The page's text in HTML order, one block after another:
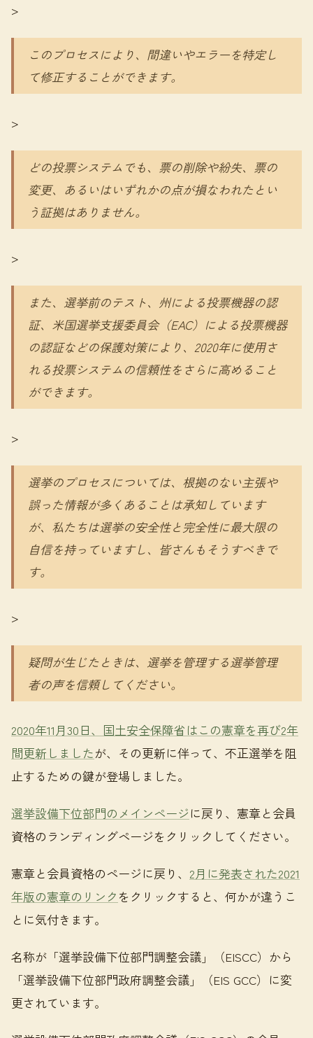
>
このプロセスにより、間違いやエラーを特定し
て修正することができます。
>
どの投票システムでも、票の削除や紛失、票の
変更、あるいはいずれかの点が損なわれたとい
う証拠はありません。
>
また、選挙前のテスト、州による投票機器の認
証、米国選挙支援委員会（EAC）による投票機器
の認証などの保護対策により、2020年に使用さ
れる投票システムの信頼性をさらに高めること
ができます。
>
選挙のプロセスについては、根拠のない主張や
誤った情報が多くあることは承知しています
が、私たちは選挙の安全性と完全性に最大限の
自信を持っていますし、皆さんもそうすべきで
す。
>
疑問が生じたときは、選挙を管理する選挙管理
者の声を信頼してください。
2020年11月30日、国土安全保障省はこの憲章を再び2年
間更新しましたが、その更新に伴って、不正選挙を阻
止するための鍵が登場しました。
選挙設備下位部門のメインページに戻り、憲章と会員
資格のランディングページをクリックしてください。
憲章と会員資格のページに戻り、 2月に発表された2021
年版の憲章のリンク をクリックすると、何かが違うこ
とに気付きます。
名称が「選挙設備下位部門調整会議」（EISCC）から
「選挙設備下位部門政府調整会議」（EIS GCC）に変
更されています。